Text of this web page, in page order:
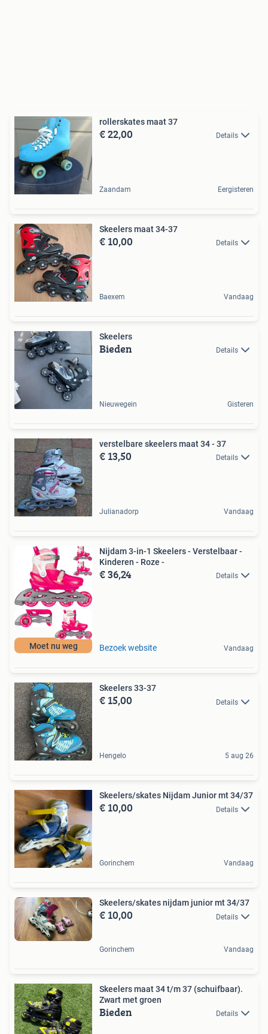
rollerskates maat 37
€ 22,00 Details
Zaandam Eergisteren
Skeelers maat 34-37
€ 10,00 Details
Baexem Vandaag
Skeelers
Bieden Details
Nieuwegein Gisteren
verstelbare skeelers maat 34 - 37
€ 13,50 Details
Julianadorp Vandaag
Moet nu weg
Nijdam 3-in-1 Skeelers - Verstelbaar -
Kinderen - Roze -
€ 36,24 Details
Bezoek website Vandaag
Skeelers 33-37
€ 15,00 Details
Hengelo 5 aug 26
Skeelers/skates Nijdam Junior mt 34/37
€ 10,00 Details
Gorinchem Vandaag
Skeelers/skates nijdam junior mt 34/37
€ 10,00 Details
Gorinchem Vandaag
Skeelers maat 34 t/m 37 (schuifbaar).
Zwart met groen
Bieden Details